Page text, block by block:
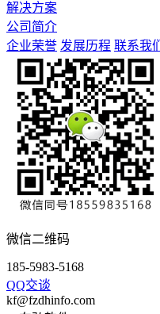
解决方案
公司简介
企业荣誉 发展历程 联系我们
微信二维码
185-5983-5168
QQ交谈
kf@fzdhinfo.com